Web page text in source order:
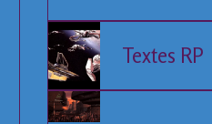
Economie
Textes RP